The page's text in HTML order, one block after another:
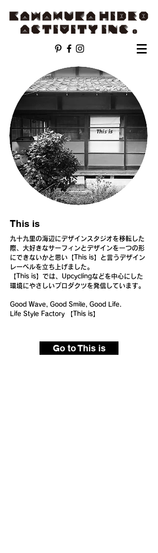
九十九里の海辺にデザインスタジオを移転した
際、大好きなサーフィンとデザインを一つの形
にできないかと思い【This is】と言うデザイン
レーベルを立ち上げました。
【This is】では、Upcyclingなどを中心にした
環境にやさしいプロダクツを発信しています。
Good Wave, Good Smile, Good Life.
Life Style Factory 【This is】
This is
Go to This is